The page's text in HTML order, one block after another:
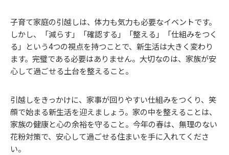
子育て家庭の引越しは、体力も気力も必要なイベントです。
しかし、「減らす」「確認する」「整える」「仕組みをつく
る」という4つの視点を持つことで、新生活は大きく変わり
ます。完璧である必要はありません。大切なのは、家族が安
心して過ごせる土台を整えること。
引越しをきっかけに、家事が回りやすい仕組みをつくり、笑
顔で始まる新生活を迎えましょう。家の中を整えることは、
家族の健康と心の余裕を守ること。今年の春は、無理のない
花粉対策で、安心して過ごせる住まいを手に入れてくださ
い。